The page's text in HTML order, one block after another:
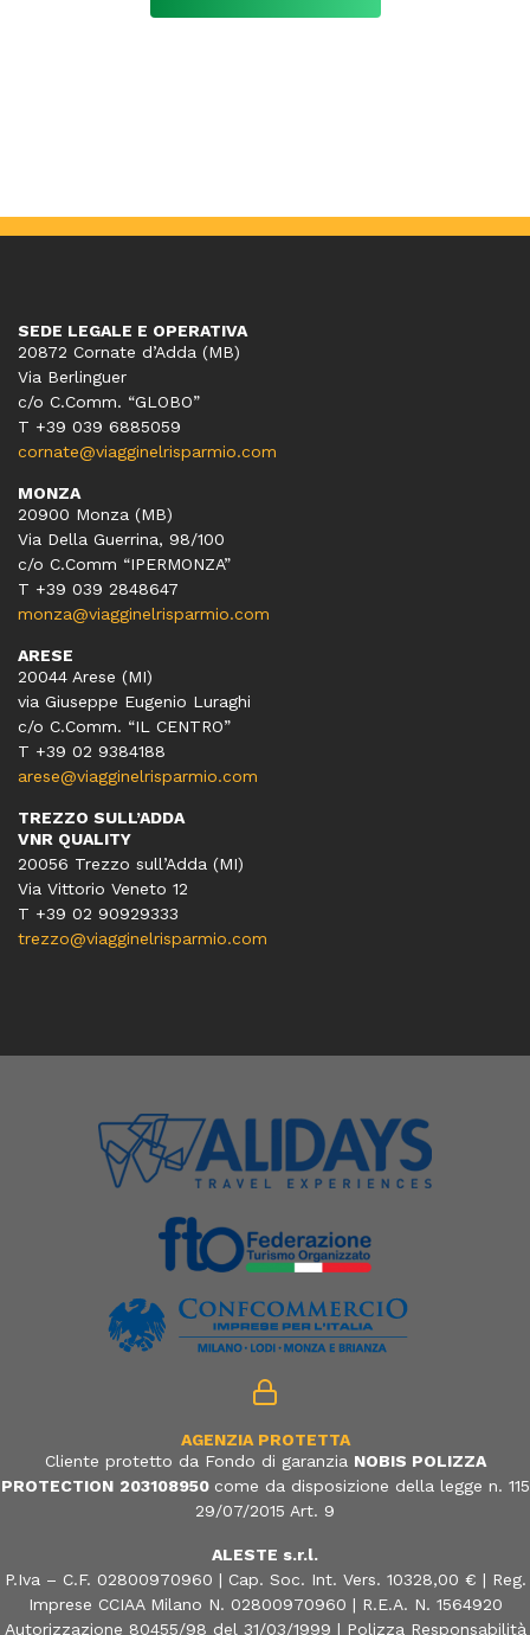
SEDE LEGALE E OPERATIVA
20872 Cornate d’Adda (MB)
Via Berlinguer
c/o C.Comm. “GLOBO”
T +39 039 6885059
cornate@viagginelrisparmio.com
MONZA
20900 Monza (MB)
Via Della Guerrina, 98/100
c/o C.Comm “IPERMONZA”
T +39 039 2848647
monza@viagginelrisparmio.com
ARESE
20044 Arese (MI)
via Giuseppe Eugenio Luraghi
c/o C.Comm. “IL CENTRO”
T +39 02 9384188
arese@viagginelrisparmio.com
TREZZO SULL’ADDA
VNR QUALITY
20056 Trezzo sull’Adda (MI)
Via Vittorio Veneto 12
T +39 02 90929333
trezzo@viagginelrisparmio.com
AGENZIA PROTETTA
Cliente protetto da Fondo di garanzia NOBIS POLIZZA
PROTECTION 203108950 come da disposizione della legge n. 115
29/07/2015 Art. 9
ALESTE s.r.l.
P.Iva – C.F. 02800970960 | Cap. Soc. Int. Vers. 10328,00 € | Reg.
Imprese CCIAA Milano N. 02800970960 | R.E.A. N. 1564920
Autorizzazione 80455/98 del 31/03/1999 | Polizza Responsabilità